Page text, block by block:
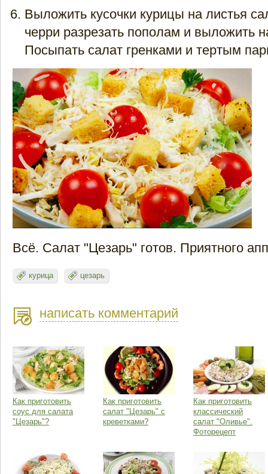
Выложить кусочки курицы на листья
черри разрезать пополам и выложить
Посыпать салат гренками и тертым
Всё. Салат "Цезарь" готов. Приятного
курица цезарь
написать комментарий
Как приготовить
соус для салата
"Цезарь"?
Как приготовить
салат "Цезарь" с
креветками?
Как приготовить
классический
салат "Оливье".
Фоторецепт